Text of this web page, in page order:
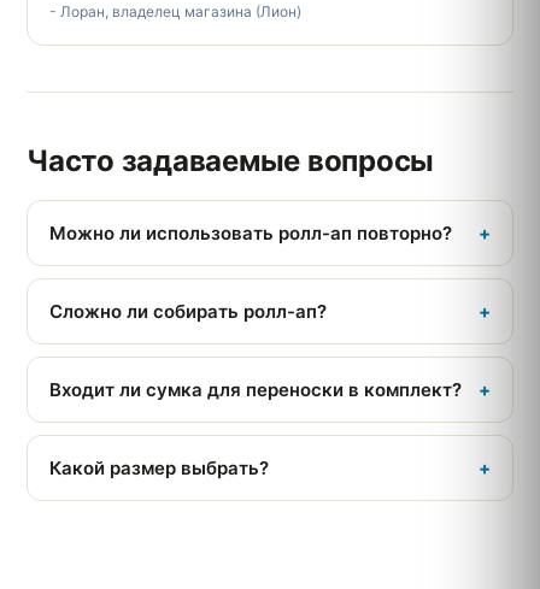
- Лоран, владелец магазина (Лион)
Часто задаваемые вопросы
Можно ли использовать ролл-ап повторно? +
Да: конструкция служит долго, а полотно при
необходимости заменяется.
Сложно ли собирать ролл-ап? +
Нет, стенд разворачивается меньше чем за минуту,
без инструментов.
Входит ли сумка для переноски в комплект? +
Да, сумка поставляется в комплекте.
Какой размер выбрать? +